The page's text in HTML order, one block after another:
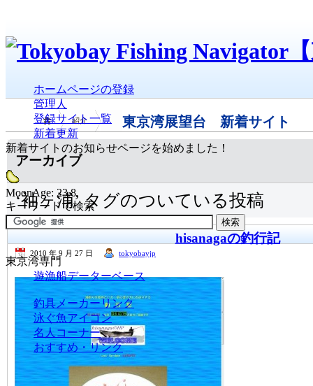
ホームページの登録
管理人
登録サイト一覧
新着更新
新着サイトのお知らせページを始めました！
MoonAge: 23.8
キーワードで検索
東京湾専門
遊漁船データーベース
釣具メーカーリンク
泳ぐ魚アイコン
名人コーナー
おすすめ・リンク
紹介 東京湾展望台 新着サイト
アーカイブ
‘袖ヶ浦’ タグのついている投稿
hisanagaの釣行記
2010 年 9 月 27 日 tokyobayjp